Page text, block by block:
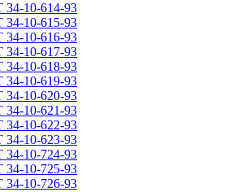
10-614-93
10-615-93
10-616-93
10-617-93
10-618-93
10-619-93
10-620-93
10-621-93
10-622-93
10-623-93
10-724-93
10-725-93
10-726-93